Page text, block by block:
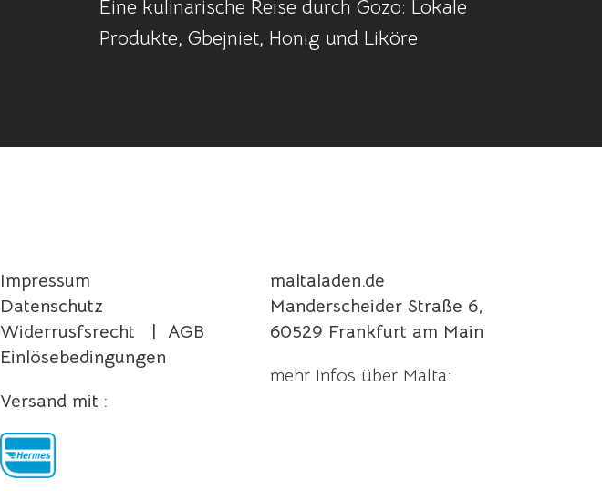
Eine kulinarische Reise durch Gozo: Lokale
Produkte, Gbejniet, Honig und Liköre
Impressum
Datenschutz
Widerrusfsrecht | AGB
Einlösebedingungen
Versand mit :
maltaladen.de
Manderscheider Straße 6,
60529 Frankfurt am Main
mehr Infos über Malta: